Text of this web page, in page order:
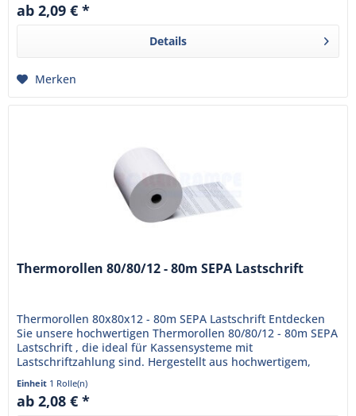
ab 2,09 € *
Details
Merken
Thermorollen 80/80/12 - 80m SEPA Lastschrift
Thermorollen 80x80x12 - 80m SEPA Lastschrift Entdecken
Sie unsere hochwertigen Thermorollen 80/80/12 - 80m SEPA
Lastschrift , die ideal für Kassensysteme mit
Lastschriftzahlung sind. Hergestellt aus hochwertigem,
Einheit 1 Rolle(n)
ab 2,08 € *